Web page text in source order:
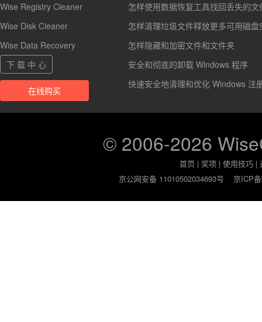
Wise Registry Cleaner
Wise Disk Cleaner
Wise Data Recovery
下 载 中 心
在线购买
怎样使用数据恢复工具找回丢失的文
怎样清理垃圾文件释放更多可用磁盘
怎样隐藏和加密文件和文件夹
安全和彻底的卸载 Windows 程序
快速安全地清理和优化 Windows 注
© 2006-2026
首页 |奖项 |使用技巧 |
京公网安备 11010502034693号
京ICP